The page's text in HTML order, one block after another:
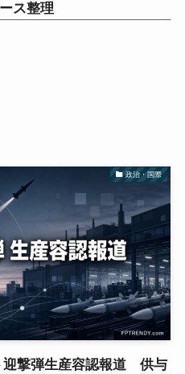
ス整理
政治・国際
迎撃弾生産容認報道 供与